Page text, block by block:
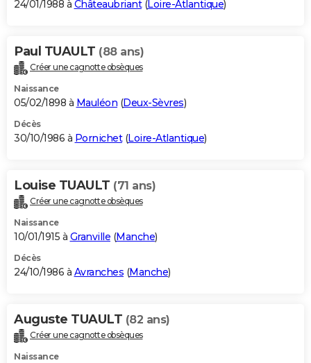
24/01/1988 à Châteaubriant(Loire-Atlantique)
Paul TUAULT (88 ans)
Créer une cagnotte obsèques
Naissance
05/02/1898 à Mauléon (Deux-Sèvres)
Décès
30/10/1986 à Pornichet(Loire-Atlantique)
Louise TUAULT (71 ans)
Créer une cagnotte obsèques
Naissance
10/01/1915 à Granville (Manche)
Décès
24/10/1986 à Avranches (Manche)
Auguste TUAULT (82 ans)
Créer une cagnotte obsèques
Naissance